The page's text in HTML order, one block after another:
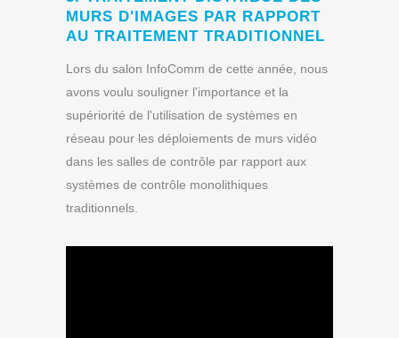
MURS D'IMAGES PAR RAPPORT
AU TRAITEMENT TRADITIONNEL
Lors du salon InfoComm de cette année, nous
avons voulu souligner l'importance et la
supériorité de l'utilisation de systèmes en
réseau pour les déploiements de murs vidéo
dans les salles de contrôle par rapport aux
systèmes de contrôle monolithiques
traditionnels.